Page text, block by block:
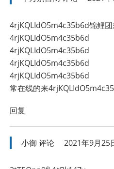
4rjKQLIdO5m4c35b6d锦鲤团
4rjKQLIdO5m4c35b6d
4rjKQLIdO5m4c35b6d
4rjKQLIdO5m4c35b6d
4rjKQLIdO5m4c35b6d
常在线的来
回复
小御 评论 2021年9月25